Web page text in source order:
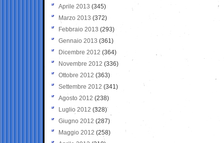
Aprile 2013 (345)
Marzo 2013 (372)
Febbraio 2013 (293)
Gennaio 2013 (361)
Dicembre 2012 (364)
Novembre 2012 (336)
Ottobre 2012 (363)
Settembre 2012 (341)
Agosto 2012 (238)
Luglio 2012 (328)
Giugno 2012 (287)
Maggio 2012 (258)